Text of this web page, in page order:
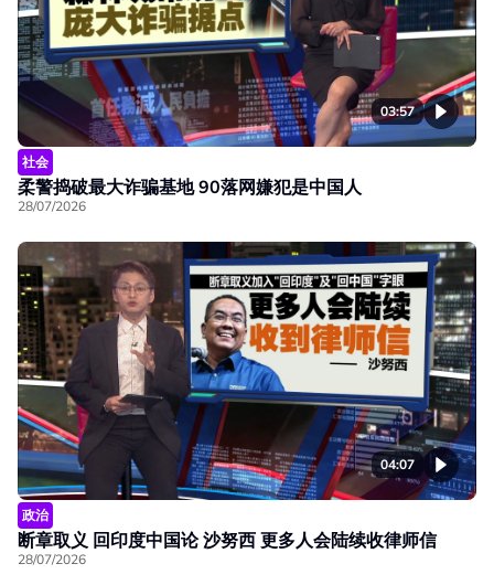
03:57
社会
柔警捣破最大诈骗基地 90落网嫌犯是中国人
28/07/2026
04:07
政治
断章取义 回印度中国论 沙努西 更多人会陆续收律师信
28/07/2026